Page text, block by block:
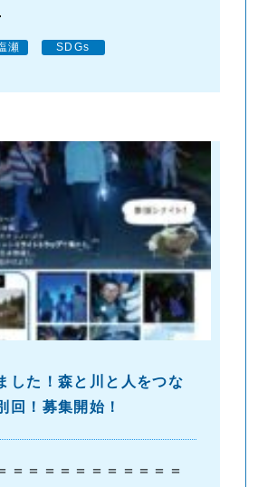
瀬
SDGs
した！森と川と人をつな
！募集開始！
＝＝＝＝＝＝＝＝＝＝＝